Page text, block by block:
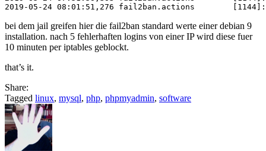
bei dem jail greifen hier die fail2ban standard werte einer debian 9
installation. nach 5 fehlerhaften logins von einer IP wird diese fuer
10 minuten per iptables geblockt.
that’s it.
Share:
Tagged linux, mysql, php, phpmyadmin, software